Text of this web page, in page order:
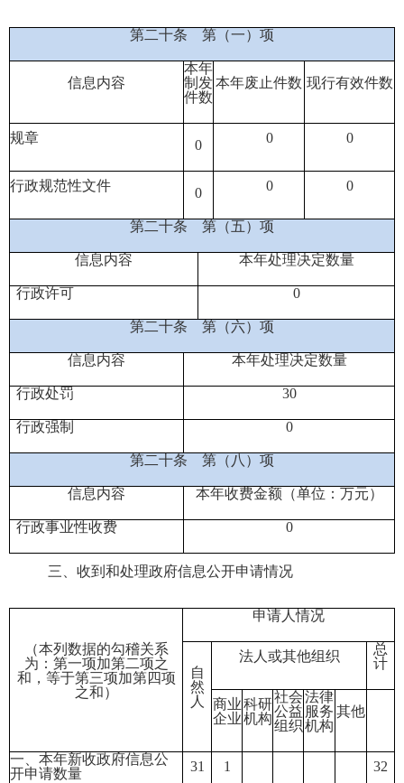
第二十条 第（一）项
信息内容
本年
制发
件数
本年废止件数 现行有效件数
规章 0 0 0
行政规范性文件 0 0 0
第二十条 第（五）项
信息内容 本年处理决定数量
行政许可 0
第二十条 第（六）项
信息内容 本年处理决定数量
行政处罚 30
行政强制 0
第二十条 第（八）项
信息内容 本年收费金额（单位：万元）
行政事业性收费 0
三、 收到和处理政府信息公开申请情况
（本列数据的勾稽关系
为：第一项加第二项之
和，等于第三项加第四项
之和）
申请人情况
自
然
人
法人或其他组织
总
计
商业
企业
科研
机构
社会
公益
组织
法律
服务
机构
其他
一、本年新收政府信息公
开申请数量
31 1 32